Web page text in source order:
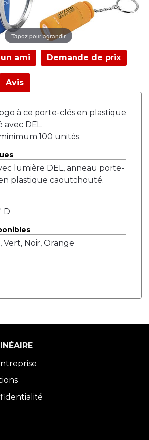
Tapez pour agrandir
ami Demande de prix
Avis
à ce porte-clés en plastique
DEL.
100 unités.
lumière DEL, anneau porte-
plastique caoutchouté.
D
Vert, Noir, Orange